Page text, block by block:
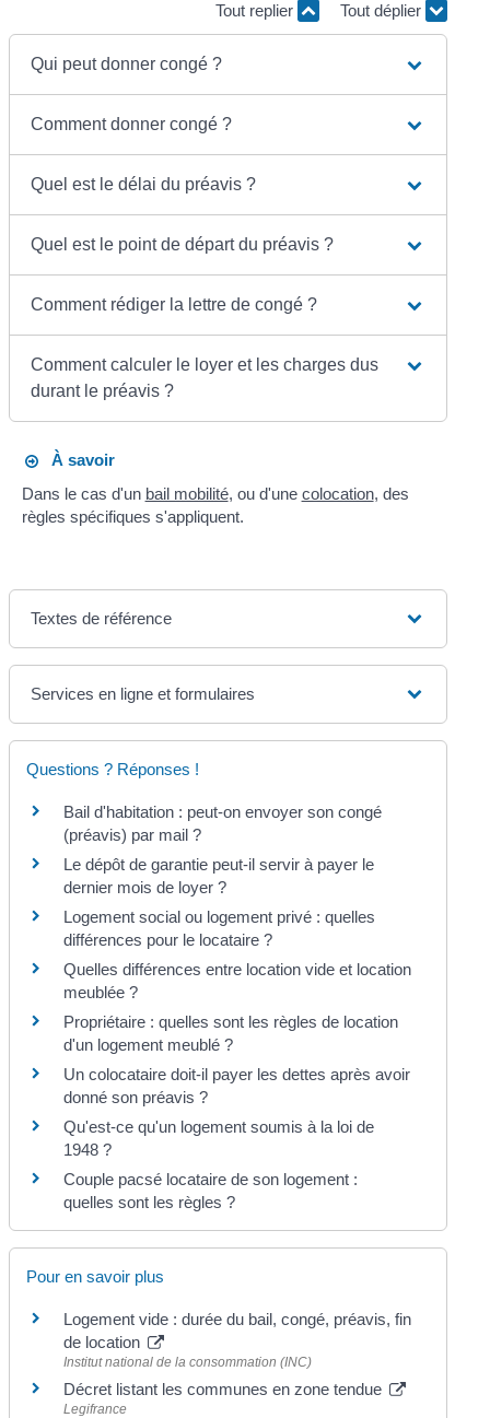
Tout replier Tout déplier
Qui peut donner congé ?
Comment donner congé ?
Quel est le délai du préavis ?
Quel est le point de départ du préavis ?
Comment rédiger la lettre de congé ?
Comment calculer le loyer et les charges dus
durant le préavis ?
À savoir
Dans le cas d'un bail mobilité, ou d'une colocation, des
règles spécifiques s'appliquent.
Textes de référence
Services en ligne et formulaires
Questions ? Réponses !
Bail d'habitation : peut-on envoyer son congé
(préavis) par mail ?
Le dépôt de garantie peut-il servir à payer le
dernier mois de loyer ?
Logement social ou logement privé : quelles
différences pour le locataire ?
Quelles différences entre location vide et location
meublée ?
Propriétaire : quelles sont les règles de location
d'un logement meublé ?
Un colocataire doit-il payer les dettes après avoir
donné son préavis ?
Qu'est-ce qu'un logement soumis à la loi de
1948 ?
Couple pacsé locataire de son logement :
quelles sont les règles ?
Pour en savoir plus
Logement vide : durée du bail, congé, préavis, fin
de location
Institut national de la consommation (INC)
Décret listant les communes en zone tendue
Legifrance